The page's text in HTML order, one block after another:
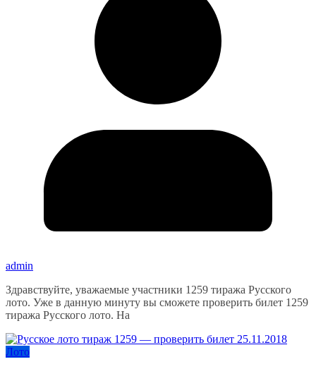
admin
Здравствуйте, уважаемые участники 1259 тиража Русского
лото. Уже в данную минуту вы сможете проверить билет 1259
тиража Русского лото. На
Лото